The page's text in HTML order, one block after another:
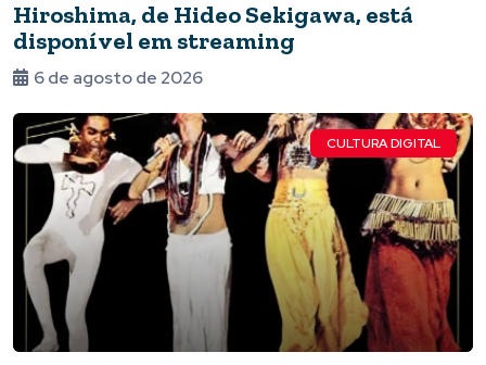
Hiroshima, de Hideo Sekigawa, está
disponível em streaming
6 de agosto de 2026
CULTURA DIGITAL